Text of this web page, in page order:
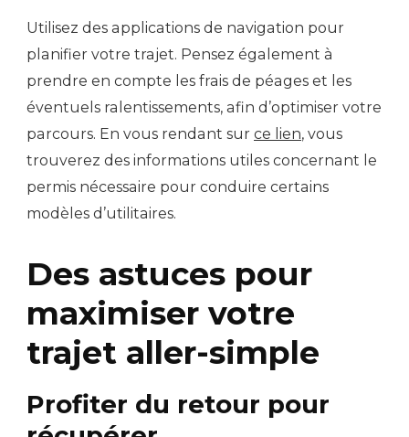
Utilisez des applications de navigation pour
planifier votre trajet. Pensez également à
prendre en compte les frais de péages et les
éventuels ralentissements, afin d’optimiser votre
parcours. En vous rendant sur ce lien, vous
trouverez des informations utiles concernant le
permis nécessaire pour conduire certains
modèles d’utilitaires.
Des astuces pour
maximiser votre
trajet aller-simple
Profiter du retour pour